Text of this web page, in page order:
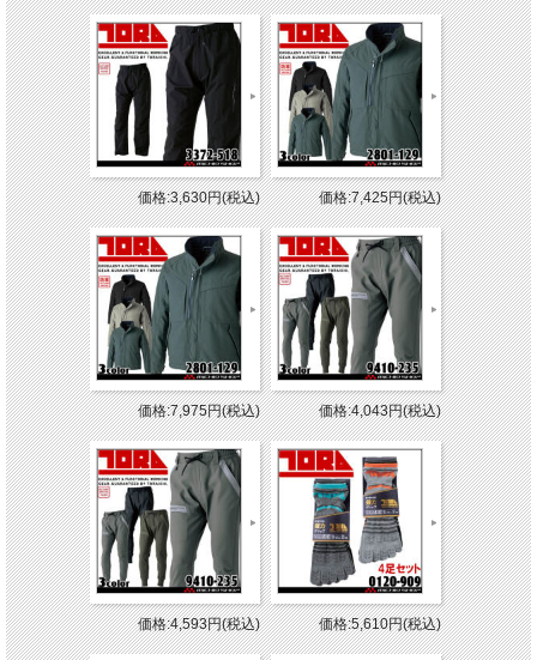
価格:3,630円(税込) 価格:7,425円(税込)
価格:7,975円(税込) 価格:4,043円(税込)
価格:4,593円(税込) 価格:5,610円(税込)